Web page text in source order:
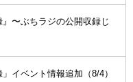
〜ぶちラジの公開収録じ
イベント情報追加（8/4）